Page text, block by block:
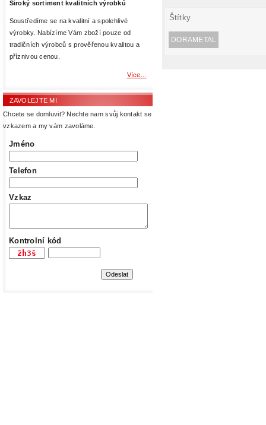
Široký sortiment kvalitních výrobků
Soustředíme se na kvalitní a spolehlivé
výrobky. Nabízíme Vám zboží pouze od
tradičních výrobců s prověřenou kvalitou a
příznivou cenou.
Více...
ZAVOLEJTE MI
Chcete se domluvit? Nechte nam svůj kontakt se
vzkazem a my vám zavoláme.
Jméno
Telefon
Vzkaz
Kontrolní kód
Štítky
DORAMETAL